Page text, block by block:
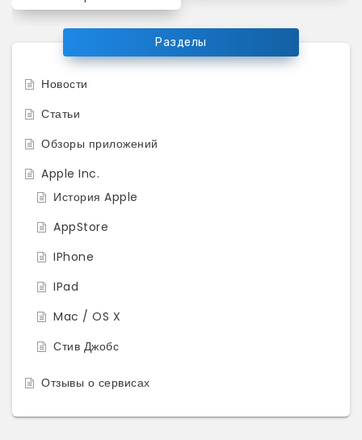
записям
Разделы
Новости
Статьи
Обзоры приложений
Apple Inc.
История Apple
AppStore
IPhone
IPad
Mac / OS X
Стив Джобс
Отзывы о сервисах